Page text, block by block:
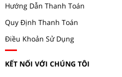
Hướng Dẫn Thanh Toán
Quy Định Thanh Toán
Điều Khoản Sử Dụng
KẾT NỐI VỚI CHÚNG TÔI